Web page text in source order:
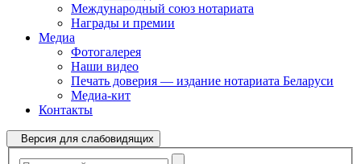
Международный союз нотариата
Награды и премии
Медиа
Фотогалерея
Наши видео
Печать доверия — издание нотариата Беларуси
Медиа-кит
Контакты
Версия для слабовидящих